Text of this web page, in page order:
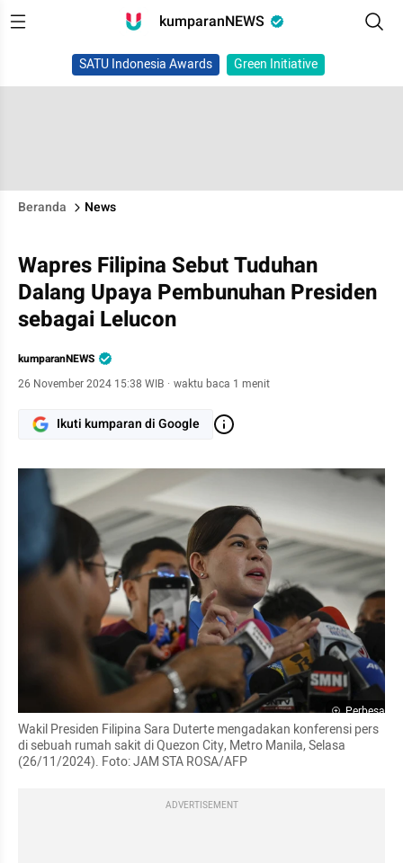
kumparanNEWS
SATU Indonesia Awards Green Initiative
Beranda News
Wapres Filipina Sebut Tuduhan
Dalang Upaya Pembunuhan Presiden
sebagai Lelucon
kumparanNEWS
26 November 2024 15:38 WIB · waktu baca 1 menit
Ikuti kumparan di Google
Perbesar
Wakil Presiden Filipina Sara Duterte mengadakan konferensi pers
di sebuah rumah sakit di Quezon City, Metro Manila, Selasa
(26/11/2024). Foto: JAM STA ROSA/AFP
ADVERTISEMENT